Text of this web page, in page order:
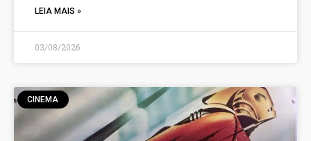
LEIA MAIS »
03/08/2026
CINEMA